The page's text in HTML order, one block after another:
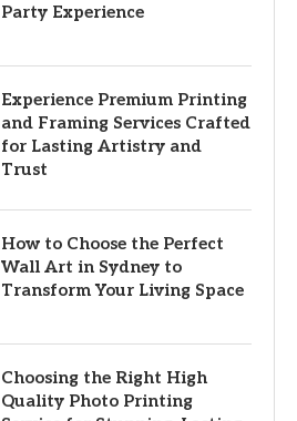
Party Experience
Experience Premium Printing
and Framing Services Crafted
for Lasting Artistry and
Trust
How to Choose the Perfect
Wall Art in Sydney to
Transform Your Living Space
Choosing the Right High
Quality Photo Printing